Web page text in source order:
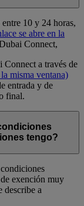
10 y 24 horas,
se abre en la
Connect,
Connect a través de
misma ventana)
entrada y de
final.
tengo?
exención muy
describe a